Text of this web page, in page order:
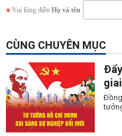
Vui lòng điền Họ và tên
CÙNG CHUYÊN MỤC